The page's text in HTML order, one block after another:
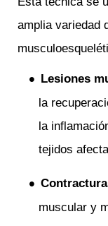
amplia variedad
Lesiones
la
la
tejidos
muscular y